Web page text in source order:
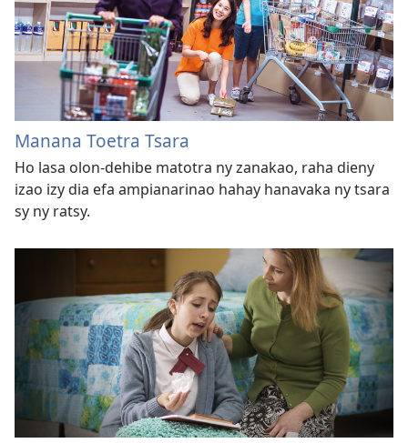
Manana Toetra Tsara
Ho lasa olon-dehibe matotra ny zanakao, raha dieny
izao izy dia efa ampianarinao hahay hanavaka ny tsara
sy ny ratsy.